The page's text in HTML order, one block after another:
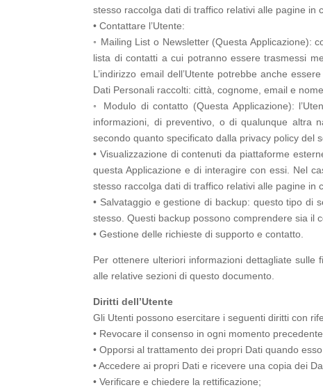
stesso raccolga dati di traffico relativi alle pagine in
• Contattare l’Utente:
◦ Mailing List o Newsletter (Questa Applicazione):
lista di contatti a cui potranno essere trasmessi
L’indirizzo email dell’Utente potrebbe anche
Dati Personali raccolti: città, cognome, email e nome.
◦ Modulo di contatto (Questa Applicazione):
informazioni, di preventivo, o di qualunque altra
secondo quanto specificato dalla privacy policy del
• Visualizzazione di contenuti da piattaforme
questa Applicazione e di interagire con essi. Nel
stesso raccolga dati di traffico relativi alle pagine in
• Salvataggio e gestione di backup: questo tipo di
stesso. Questi backup possono comprendere sia il
• Gestione delle richieste di supporto e contatto.
Per ottenere ulteriori informazioni dettagliate sulle
alle relative sezioni di questo documento.
Diritti dell’Utente
Gli Utenti possono esercitare i seguenti diritti con
• Revocare il consenso in ogni momento
• Opporsi al trattamento dei propri Dati quando
• Accedere ai propri Dati e ricevere una copia dei
• Verificare e chiedere la rettificazione;